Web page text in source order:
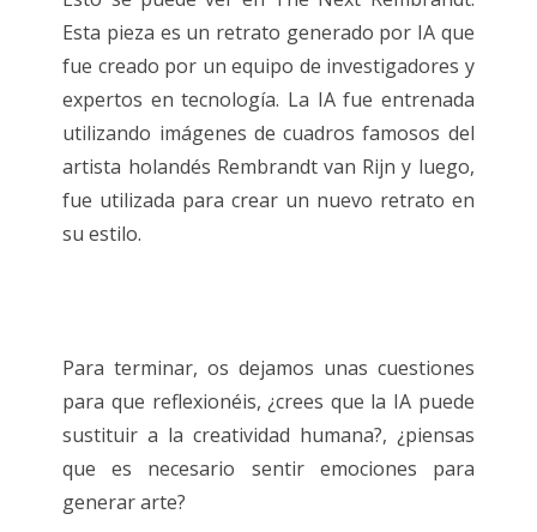
Esta pieza es un retrato generado por IA que
fue creado por un equipo de investigadores y
expertos en tecnología. La IA fue entrenada
utilizando imágenes de cuadros famosos del
artista holandés Rembrandt van Rijn y luego,
fue utilizada para crear un nuevo retrato en
su estilo.
Para terminar, os dejamos unas cuestiones
para que reflexionéis, ¿crees que la IA puede
sustituir a la creatividad humana?, ¿piensas
que es necesario sentir emociones para
generar arte?